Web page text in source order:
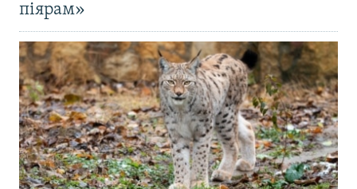
піярам»